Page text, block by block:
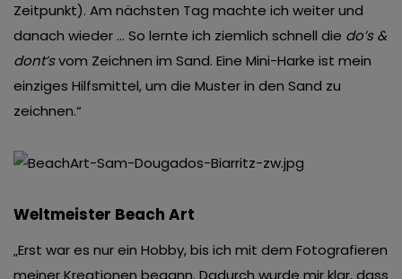
Zeitpunkt). Am nächsten Tag machte ich weiter und
danach wieder … So lernte ich ziemlich schnell die do’s &
dont’svom Zeichnen im Sand. Eine Mini-Harke ist mein
einziges Hilfsmittel, um die Muster in den Sand zu
zeichnen.“
Weltmeister Beach Art
„Erst war es nur ein Hobby, bis ich mit dem Fotografieren
meiner Kreationen begann. Dadurch wurde mir klar, dass